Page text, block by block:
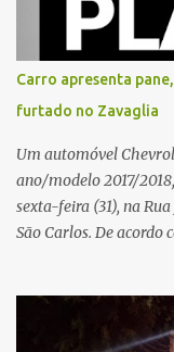
baixo calão e
sozinha e que se
situação. Fonte: São
Carro apresenta
furtado no Zavaglia
Um automóvel
ano/modelo 2017/
sexta-feira (31), na
São Carlos. De acordo
partida. Ainda
carro, certificou-se de